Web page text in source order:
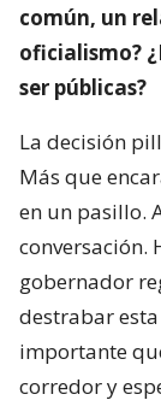
común, un
oficialismo?
ser públicas?
La decisión
Más que
en un pasillo.
conversación.
gobernador
destrabar
importante
corredor y